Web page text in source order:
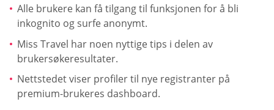
Alle brukere kan få tilgang til funksjonen for å bli
inkognito og surfe anonymt.
Miss Travel har noen nyttige tips i delen av
brukersøkeresultater.
Nettstedet viser profiler til nye registranter på
premium-brukeres dashboard.